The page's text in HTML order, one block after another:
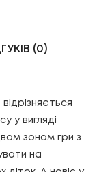
(0)
у вигляді
зонам гри з
на